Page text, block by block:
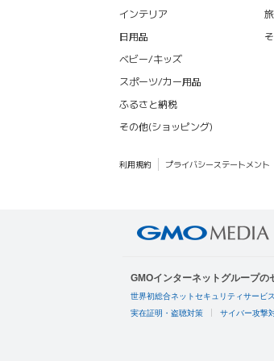
インテリア
日用品
ベビー/キッズ
スポーツ/カー用品
ふるさと納税
その他(ショッピング)
利用規約 プライバシーステートメント
GMOインターネットグループの
世界初総合ネットセキュリティサービ
実在証明・盗聴対策 サイバー攻撃